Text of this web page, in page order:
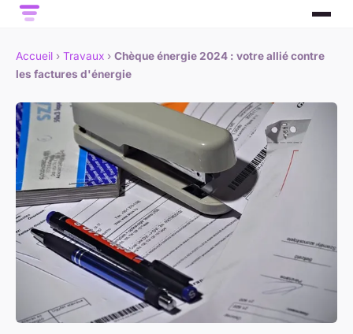
Accueil › Travaux › Chèque énergie 2024 : votre allié contre
les factures d'énergie